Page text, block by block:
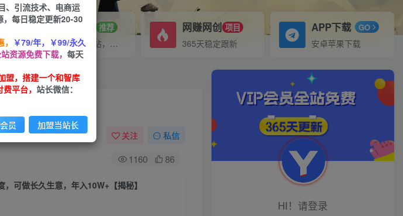
招募站长 推荐
搭建同款网站，自己当老板
网赚网创 项目
365天稳定跟新
APP下载 GO
安卓苹果下载
【揭秘】
关注 私信
1160 86
可做长久生意，年入10W+【揭秘】
HI！请登录
、引流技术、电商运
，每日稳定更新20-30
￥79/年，￥99/永久
资源免费下载， 每天
盟，搭建一个和智库
平台， 站长微信：
员 加盟当站长